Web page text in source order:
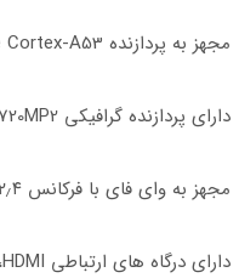
مجهز به پردازنده H6 Quadcore Cortex-A53 با فرکانس ۲ گیگاهرتز جهت اجرای روان برنامه ها و بهبود عملکرد دستگاه
دارای پردازنده گرافیکی Mali-T720MP2، ظرفیت حافظه RAM معادل ۲ گیگابایت و حافظه داخلی ۱۶ گیگابایت
مجهز به وای فای با فرکانس ۲٫۴ و ۵ گیگاهرتز و بلوتوث نسخه ۴٫۲ جهت برقراری اتصال بی سیم
دارای درگاه های ارتباطی AV ،HDMI، درگاه کارت حافظه با پشتیبانی از کارت های SD/SDHC/MMC و دو عدد USB